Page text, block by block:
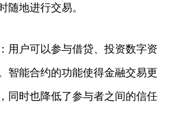
随地进行交易。
用户可以参与借贷、投资数字资
智能合约的功能使得金融交易更
同时也降低了参与者之间的信任